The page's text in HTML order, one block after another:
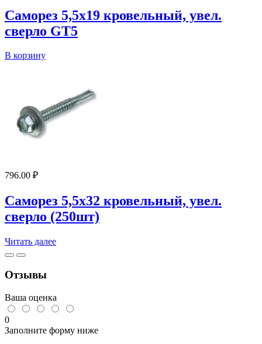
сверло
Саморез 5,5х19 кровельный, увел.
сверло GT5
Количество
увел.
сверло
GT5
В корзину
796.00 ₽
Саморез 5,5х32 кровельный, увел.
сверло (250шт)
Читать далее
Отзывы
Ваша оценка
0
Заполните форму ниже